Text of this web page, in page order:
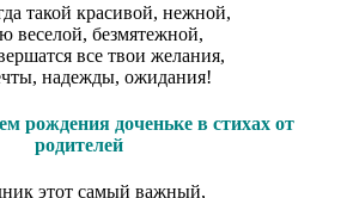
такой красивой, нежной,
веселой, безмятежной,
все твои желания,
надежды, ожидания!
рождения доченьке в стихах от
родителей
этот самый важный,